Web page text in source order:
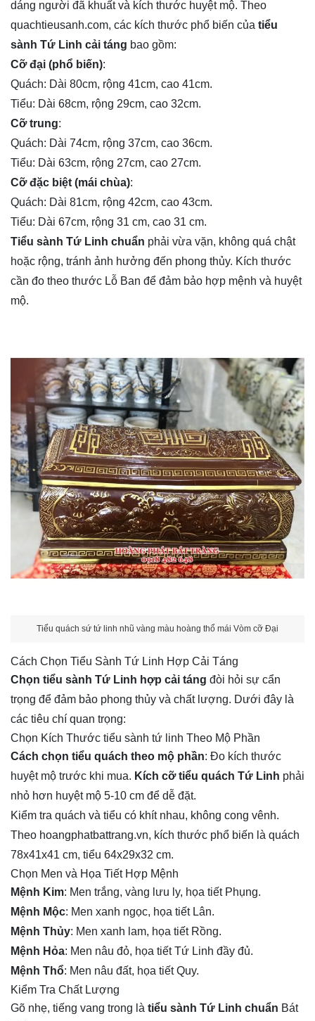
dáng người đã khuất và kích thước huyệt mộ. Theo
quachtieusanh.com, các kích thước phổ biến của tiểu
sành Tứ Linh cải táng bao gồm:
Cỡ đại (phổ biến):
Quách: Dài 80cm, rộng 41cm, cao 41cm.
Tiểu: Dài 68cm, rộng 29cm, cao 32cm.
Cỡ trung:
Quách: Dài 74cm, rộng 37cm, cao 36cm.
Tiểu: Dài 63cm, rộng 27cm, cao 27cm.
Cỡ đặc biệt (mái chùa):
Quách: Dài 81cm, rộng 42cm, cao 43cm.
Tiểu: Dài 67cm, rộng 31 cm, cao 31 cm.
Tiểu sành Tứ Linh chuẩn phải vừa vặn, không quá chật
hoặc rộng, tránh ảnh hưởng đến phong thủy. Kích thước
cần đo theo thước Lỗ Ban để đảm bảo hợp mệnh và huyệt
mộ.
Tiểu quách sứ tứ linh nhũ vàng màu hoàng thổ mái Vòm cỡ Đại
Cách Chọn Tiểu Sành Tứ Linh Hợp Cải Táng
Chọn tiểu sành Tứ Linh hợp cải táng đòi hỏi sự cẩn
trọng để đảm bảo phong thủy và chất lượng. Dưới đây là
các tiêu chí quan trọng:
Chọn Kích Thước tiểu sành tứ linh Theo Mộ Phần
Cách chọn tiểu quách theo mộ phần: Đo kích thước
huyệt mộ trước khi mua. Kích cỡ tiểu quách Tứ Linh phải
nhỏ hơn huyệt mộ 5-10 cm để dễ đặt.
Kiểm tra quách và tiểu có khít nhau, không cong vênh.
Theo hoangphatbattrang.vn, kích thước phổ biến là quách
78x41x41 cm, tiểu 64x29x32 cm.
Chọn Men và Họa Tiết Hợp Mệnh
Mệnh Kim: Men trắng, vàng lưu ly, họa tiết Phụng.
Mệnh Mộc: Men xanh ngọc, họa tiết Lân.
Mệnh Thủy: Men xanh lam, họa tiết Rồng.
Mệnh Hỏa: Men nâu đỏ, họa tiết Tứ Linh đầy đủ.
Mệnh Thổ: Men nâu đất, họa tiết Quy.
Kiểm Tra Chất Lượng
Gõ nhẹ, tiếng vang trong là tiểu sành Tứ Linh chuẩn Bát